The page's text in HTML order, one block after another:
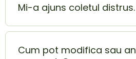
Mi-a ajuns coletul
In momentul in care ai
deteriorat, contacteaza-ne
Cum pot modifica sau